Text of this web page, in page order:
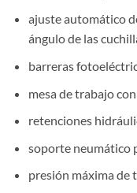
ajuste automático
ángulo de las
barreras
mesa de trabajo
retenciones
soporte neumático
presión máxima de